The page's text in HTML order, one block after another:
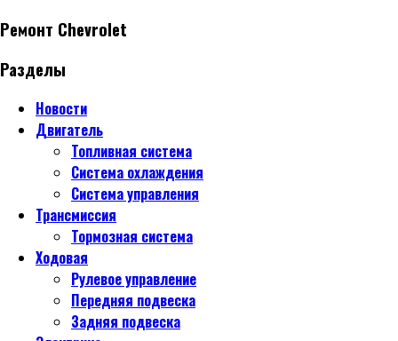
Ремонт Chevrolet
Разделы
Новости
Двигатель
Топливная система
Система охлаждения
Система управления
Трансмиссия
Тормозная система
Ходовая
Рулевое управление
Передняя подвеска
Задняя подвеска